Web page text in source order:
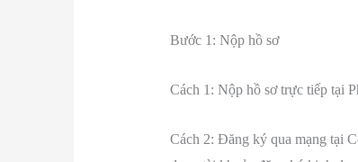
Bước 1: Nộp hồ sơ
Cách 1: Nộp hồ sơ trực tiếp tại
Cách 2: Đăng ký qua mạng tại